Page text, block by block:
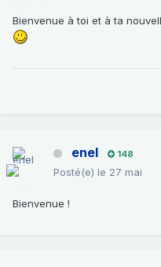
Bienvenue à toi et à ta
enel 148
Posté(e) le 27 mai
Bienvenue !